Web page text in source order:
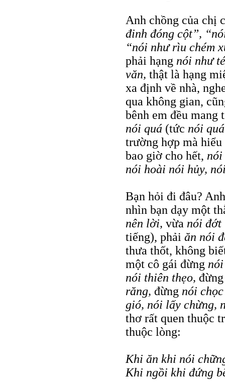
Anh chồng của chị
đinh đóng cột”,
“nói như rìu chém
phải hạng nói như
văn, thật là hạng
xa định về nhà,
qua không gian,
bênh em đều mang
nói quá (tức nói
trường hợp mà
bao giờ cho hết, nói
nói hoài nói hủy,
Bạn hỏi đi đâu?
nhìn bạn dạy một
nên lời, vừa nói đớt
tiếng), phải ăn nói
thưa thốt, không
một cô gái đừng
nói thiên thẹo,
răng, đừng nói
gió, nói lấy chừng,
thơ rất quen thuộc
thuộc lòng:
Khi ăn khi nói
Khi ngồi khi đứng